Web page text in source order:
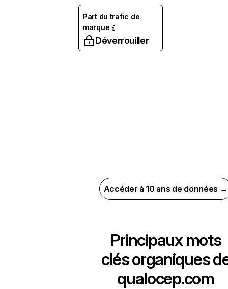
Part du trafic de
marque
Déverrouiller
Accéder à 10 ans de données →
Principaux mots
clés organiques
qualocep.com